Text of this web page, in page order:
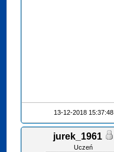
13-12-2018 15:37:48
jurek_1961
Uczeń